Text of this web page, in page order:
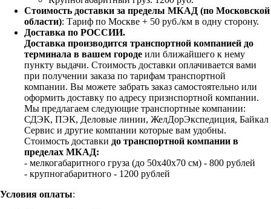
Стоимость доставки за пределы МКАД (по Московской
области): Тариф по Москве + 50 руб./км в одну сторону.
Доставка по РОССИИ.
Доставка производится транспортной компанией до
терминала в вашем городе или ближайшего к нему
пункту выдачи. Стоимость доставки оплачивается вами
при получении заказа по тарифам транспортной
компании. Вы можете забрать заказ самостоятельно или
оформить доставку по адресу признспортной компании.
Мы предлагаем следующие транспортные компании:
СДЭК, ПЭК, Деловые линии, ЖелДорЭкспедиция, Байкал
Сервис и другие компании которые вам удобны.
Стоимость доставки до транспортной компании в
пределах МКАД:
- мелкогабаритного груза (до 50х40х70 см) - 800 рублей
- крупногабаритного - 1200 рублей
Условия оплаты: